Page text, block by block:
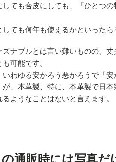
しても合皮にしても、『ひとつ
ても何年も使えるかといったら
ナブルとは言い難いものの、丈
可能です。
いわゆる安かろう悪かろうで「
、本革製、特に、本革製で日
ようなことはないと言えます。
通販時には写真